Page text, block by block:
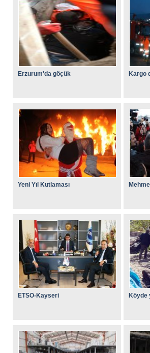
Erzurum'da göçük Kargo
Yeni Yıl Kutlaması
ETSO-Kayseri Köyde